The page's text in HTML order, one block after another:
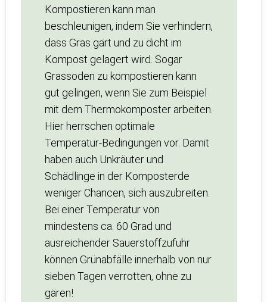
Kompostieren kann man
beschleunigen, indem Sie verhindern,
dass Gras gärt und zu dicht im
Kompost gelagert wird. Sogar
Grassoden zu kompostieren kann
gut gelingen, wenn Sie zum Beispiel
mit dem Thermokomposter arbeiten.
Hier herrschen optimale
Temperatur-Bedingungen vor. Damit
haben auch Unkräuter und
Schädlinge in der Komposterde
weniger Chancen, sich auszubreiten.
Bei einer Temperatur von
mindestens ca. 60 Grad und
ausreichender Sauerstoffzufuhr
können Grünabfälle innerhalb von nur
sieben Tagen verrotten, ohne zu
gären!